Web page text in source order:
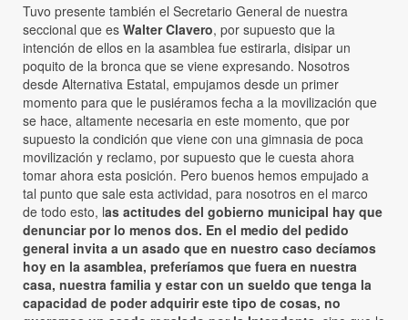
Tuvo presente también el Secretario General de nuestra
seccional que es Walter Clavero, por supuesto que la
intención de ellos en la asamblea fue estirarla, disipar un
poquito de la bronca que se viene expresando. Nosotros
desde Alternativa Estatal, empujamos desde un primer
momento para que le pusiéramos fecha a la movilización que
se hace, altamente necesaria en este momento, que por
supuesto la condición que viene con una gimnasia de poca
movilización y reclamo, por supuesto que le cuesta ahora
tomar ahora esta posición. Pero buenos hemos empujado a
tal punto que sale esta actividad, para nosotros en el marco
de todo esto, las actitudes del gobierno municipal hay que
denunciar por lo menos dos. En el medio del pedido
general invita a un asado que en nuestro caso decíamos
hoy en la asamblea, preferíamos que fuera en nuestra
casa, nuestra familia y estar con un sueldo que tenga la
capacidad de poder adquirir este tipo de cosas, no